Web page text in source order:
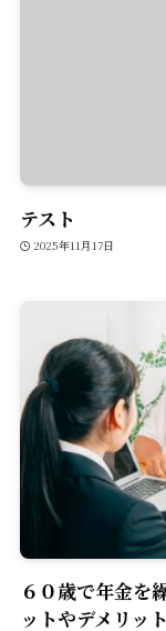
テスト
2025年11月17日
６０歳で年金を
ットやデメリッ